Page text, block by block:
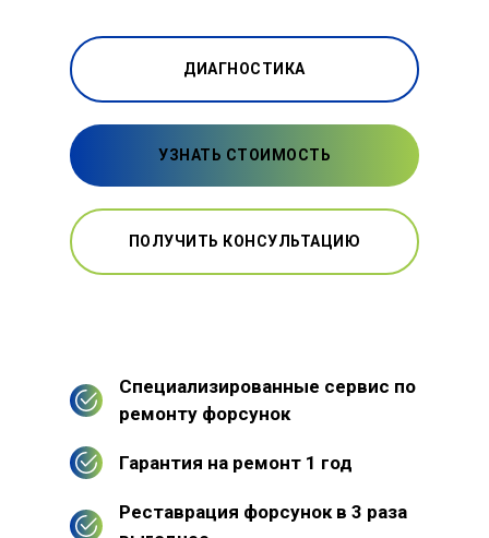
ДИАГНОСТИКА
УЗНАТЬ СТОИМОСТЬ
ПОЛУЧИТЬ КОНСУЛЬТАЦИЮ
Специализированные сервис по
ремонту форсунок
Гарантия на ремонт 1 год
Реставрация форсунок в 3 раза